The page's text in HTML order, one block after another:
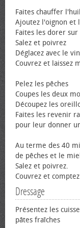
Faites chauffer
Ajoutez l'oignon et
Faites les dorer sur
Salez et poivrez
Déglacez avec le
Couvrez et laissez
Pelez les pêches
Coupes les deux
Découpez les
Faites les revenir
pour leur donner
Au terme des 40
de pêches et le
Salez et poivrez.
Couvrez et
Dressage
Présentez les
pâtes fraîches